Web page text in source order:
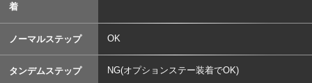
着
ノーマルステップ OK
タンデムステップ NG(オプションステー装着でOK)